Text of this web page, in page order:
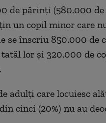
de părinţi (580.000
un copil minor care
se înscriu 850.000 de
lor şi 320.000 de
adulţi care locuiesc
cinci (20%) nu au